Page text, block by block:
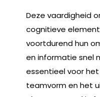
Deze vaardigheid
cognitieve
voortdurend hun
en informatie snel
essentieel voor
teamvorm en het